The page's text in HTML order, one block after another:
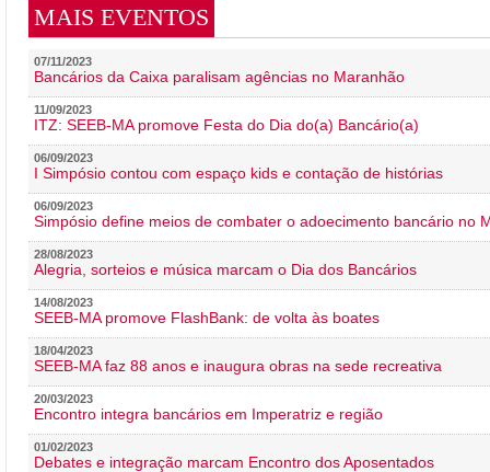
MAIS EVENTOS
07/11/2023
Bancários da Caixa paralisam agências no Maranhão
11/09/2023
ITZ: SEEB-MA promove Festa do Dia do(a) Bancário(a)
06/09/2023
I Simpósio contou com espaço kids e contação de histórias
06/09/2023
Simpósio define meios de combater o adoecimento bancário no
28/08/2023
Alegria, sorteios e música marcam o Dia dos Bancários
14/08/2023
SEEB-MA promove FlashBank: de volta às boates
18/04/2023
SEEB-MA faz 88 anos e inaugura obras na sede recreativa
20/03/2023
Encontro integra bancários em Imperatriz e região
01/02/2023
Debates e integração marcam Encontro dos Aposentados